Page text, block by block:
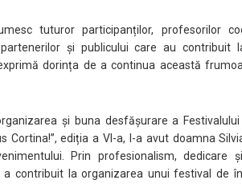
tuturor participanților, profesorilor
și publicului care au contribuit
dorința de a continua această
și buna desfășurare a
Cortina!”, ediția a VI-a, l-a avut doamna
Prin profesionalism, dedicare
a contribuit la organizarea unui festival de